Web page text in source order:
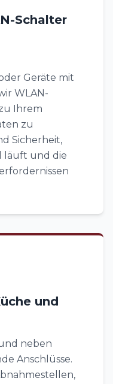
Schalter
Geräte mit
WLAN-
Ihrem
zu
Sicherheit,
läuft und die
und
neben
Anschlüsse.